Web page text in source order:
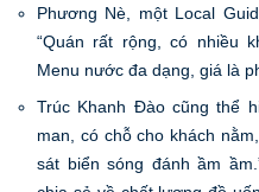
Phương Nè, một Local
“Quán rất rộng, có nhiều
Menu nước đa dạng, giá là
Trúc Khanh Đào cũng thể
man, có chỗ cho khách
sát biển sóng đánh ầm